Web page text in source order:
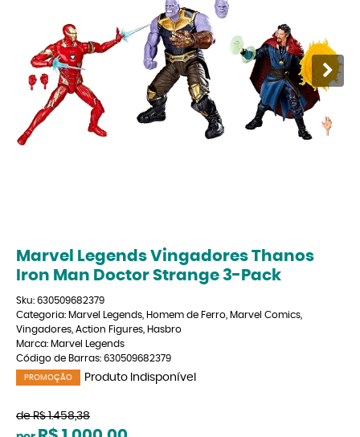
Marvel Legends Vingadores Thanos
Iron Man Doctor Strange 3-Pack
Sku: 630509682379
Categoria: Marvel Legends Homem de Ferro Marvel Comics
Vingadores Action Figures Hasbro
Marca: Marvel Legends
Código de Barras: 630509682379
PROMOÇÃO Produto Indisponível
de R$ 1.458,38